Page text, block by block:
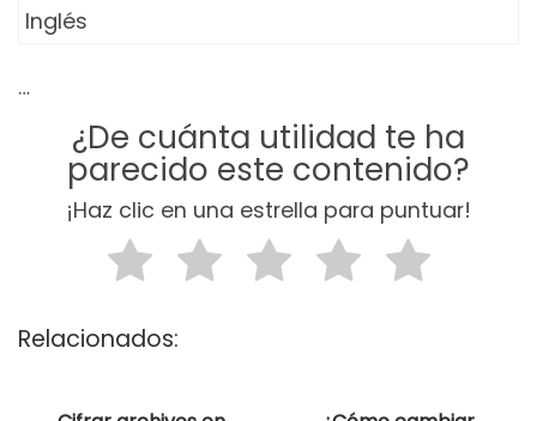
Inglés
…
¿De cuánta utilidad te ha
parecido este contenido?
¡Haz clic en una estrella para puntuar!
Relacionados: